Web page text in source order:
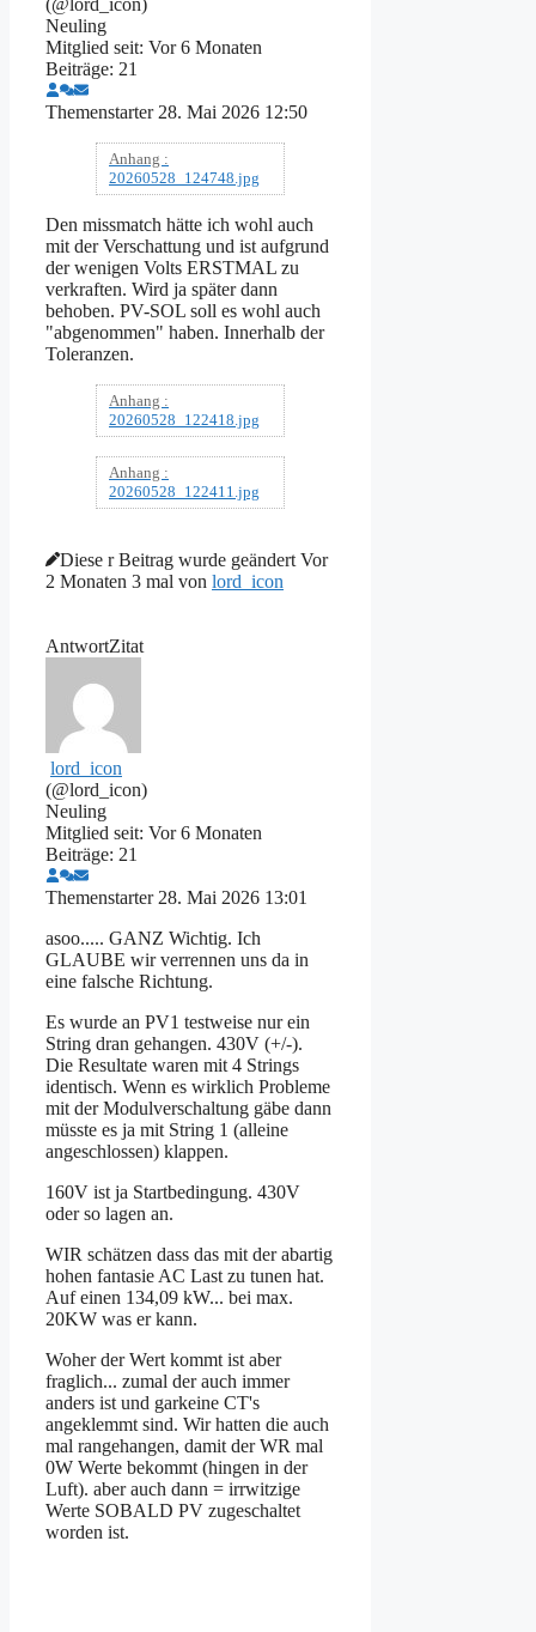
Neuling
Mitglied seit: Vor 6 Monaten
Beiträge: 21
Themenstarter 28. Mai 2026 12:50
Anhang :
20260528_124748.jpg
Den missmatch hätte ich wohl auch
mit der Verschattung und ist aufgrund
der wenigen Volts ERSTMAL zu
verkraften. Wird ja später dann
behoben. PV-SOL soll es wohl auch
"abgenommen" haben. Innerhalb der
Toleranzen.
Anhang :
20260528_122418.jpg
Anhang :
20260528_122411.jpg
Diese r Beitrag wurde geändert Vor
2 Monaten 3 mal von lord_icon
AntwortZitat
lord_icon
(@lord_icon)
Neuling
Mitglied seit: Vor 6 Monaten
Beiträge: 21
Themenstarter 28. Mai 2026 13:01
asoo..... GANZ Wichtig. Ich
GLAUBE wir verrennen uns da in
eine falsche Richtung.
Es wurde an PV1 testweise nur ein
String dran gehangen. 430V (+/-).
Die Resultate waren mit 4 Strings
identisch. Wenn es wirklich Probleme
mit der Modulverschaltung gäbe dann
müsste es ja mit String 1 (alleine
angeschlossen) klappen.
160V ist ja Startbedingung. 430V
oder so lagen an.
WIR schätzen dass das mit der abartig
hohen fantasie AC Last zu tunen hat.
Auf einen 134,09 kW... bei max.
20KW was er kann.
Woher der Wert kommt ist aber
fraglich... zumal der auch immer
anders ist und garkeine CT's
angeklemmt sind. Wir hatten die auch
mal rangehangen, damit der WR mal
0W Werte bekommt (hingen in der
Luft). aber auch dann = irrwitzige
Werte SOBALD PV zugeschaltet
worden ist.